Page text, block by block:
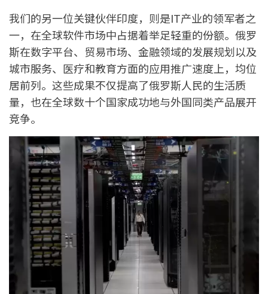
我们的另一位关键伙伴印度，则是IT产业的领军者之
一，在全球软件市场中占据着举足轻重的份额。俄罗
斯在数字平台、贸易市场、金融领域的发展规划以及
城市服务、医疗和教育方面的应用推广速度上，均位
居前列。这些成果不仅提高了俄罗斯人民的生活质
量，也在全球数十个国家成功地与外国同类产品展开
竞争。